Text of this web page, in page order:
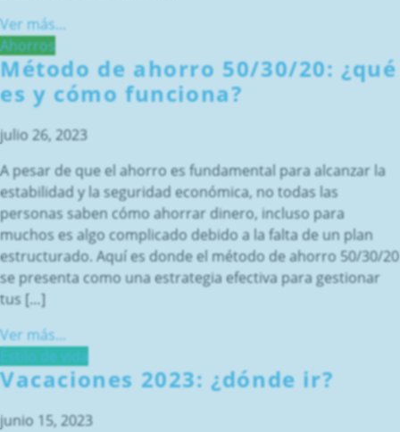
Ver más...
Ahorros
Método de ahorro 50/30/20: ¿qué
es y cómo funciona?
julio 26, 2023
A pesar de que el ahorro es fundamental para alcanzar la
estabilidad y la seguridad económica, no todas las
personas saben cómo ahorrar dinero, incluso para
muchos es algo complicado debido a la falta de un plan
estructurado. Aquí es donde el método de ahorro 50/30/20
se presenta como una estrategia efectiva para gestionar
tus […]
Ver más...
Estilo de vida
Vacaciones 2023: ¿dónde ir?
junio 15, 2023